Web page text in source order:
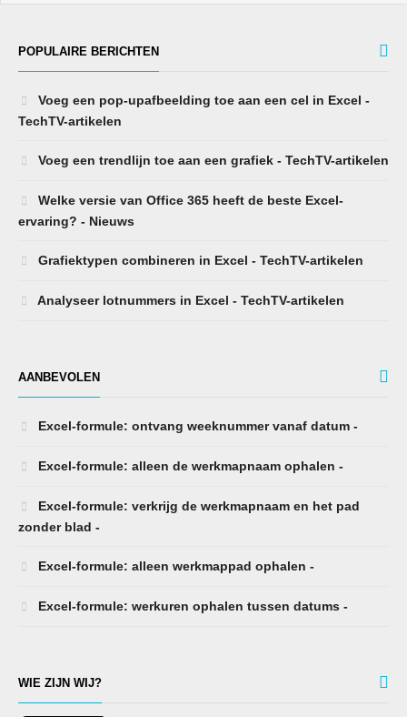
POPULAIRE BERICHTEN
Voeg een pop-upafbeelding toe aan een cel in Excel -
TechTV-artikelen
Voeg een trendlijn toe aan een grafiek - TechTV-artikelen
Welke versie van Office 365 heeft de beste Excel-
ervaring? - Nieuws
Grafiektypen combineren in Excel - TechTV-artikelen
Analyseer lotnummers in Excel - TechTV-artikelen
AANBEVOLEN
Excel-formule: ontvang weeknummer vanaf datum -
Excel-formule: alleen de werkmapnaam ophalen -
Excel-formule: verkrijg de werkmapnaam en het pad
zonder blad -
Excel-formule: alleen werkmappad ophalen -
Excel-formule: werkuren ophalen tussen datums -
WIE ZIJN WIJ?